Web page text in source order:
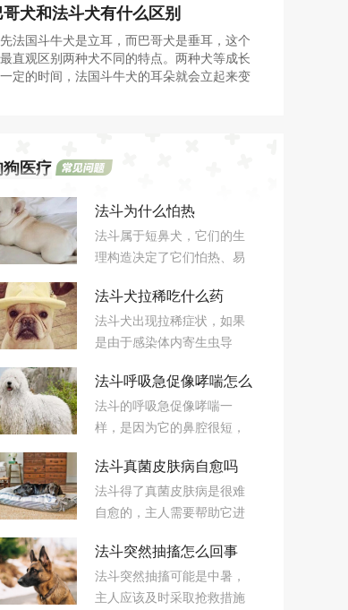
哥犬和法斗犬有什么区别
法国斗牛犬是立耳，而巴哥犬是垂耳，这个
直观区别两种犬不同的特点。两种犬等成长
定的时间，法国斗牛犬的耳朵就会立起来变
医疗
法斗为什么怕热
法斗属于短鼻犬，它们的生
理构造决定了它们怕热、易
较为短平，使得它们的呼吸
道很狭窄，当天气特别热
时，法斗呼吸的频率不足以
法斗犬拉稀吃什么药
法斗犬出现拉稀症状，如果
是由于感染体内寄生虫导
药物。此外，突然换粮也会
导致法斗犬出现拉稀症状，
建议喂食适量益生菌调理肠
法斗呼吸急促像哮喘怎么
回事
法斗的呼吸急促像哮喘一
样，是因为它的鼻腔很短，
动后呼吸会非常急促，法斗
在情绪很兴奋的时候，也会
出现呼吸急促的现象。
法斗真菌皮肤病自愈吗
法斗得了真菌皮肤病是很难
自愈的，主人需要帮助它进
的法斗，主人可以涂抹碘伏
及抗真菌药物，如果法斗的
感染面积较大，可以同时使
法斗突然抽搐怎么回事
法斗突然抽搐可能是中暑，
主人应该及时采取抢救措施